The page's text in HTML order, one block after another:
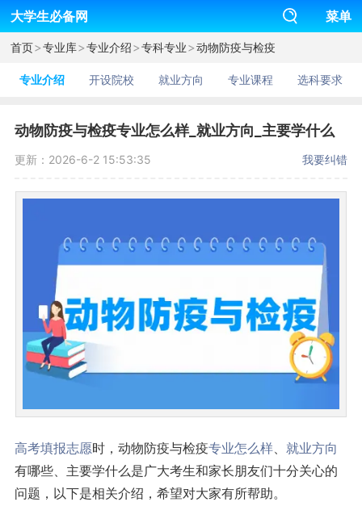
大学生必备网 菜单
首页>专业库>专业介绍>专科专业>动物防疫与检疫
专业介绍 开设院校 就业方向 专业课程 选科要求
动物防疫与检疫专业怎么样_就业方向_主要学什么
更新：2026-6-2 15:53:35 我要纠错
高考填报志愿时，动物防疫与检疫专业怎么样、 就业方向
有哪些、主要学什么是广大考生和家长朋友们十分关心的
问题，以下是相关介绍，希望对大家有所帮助。